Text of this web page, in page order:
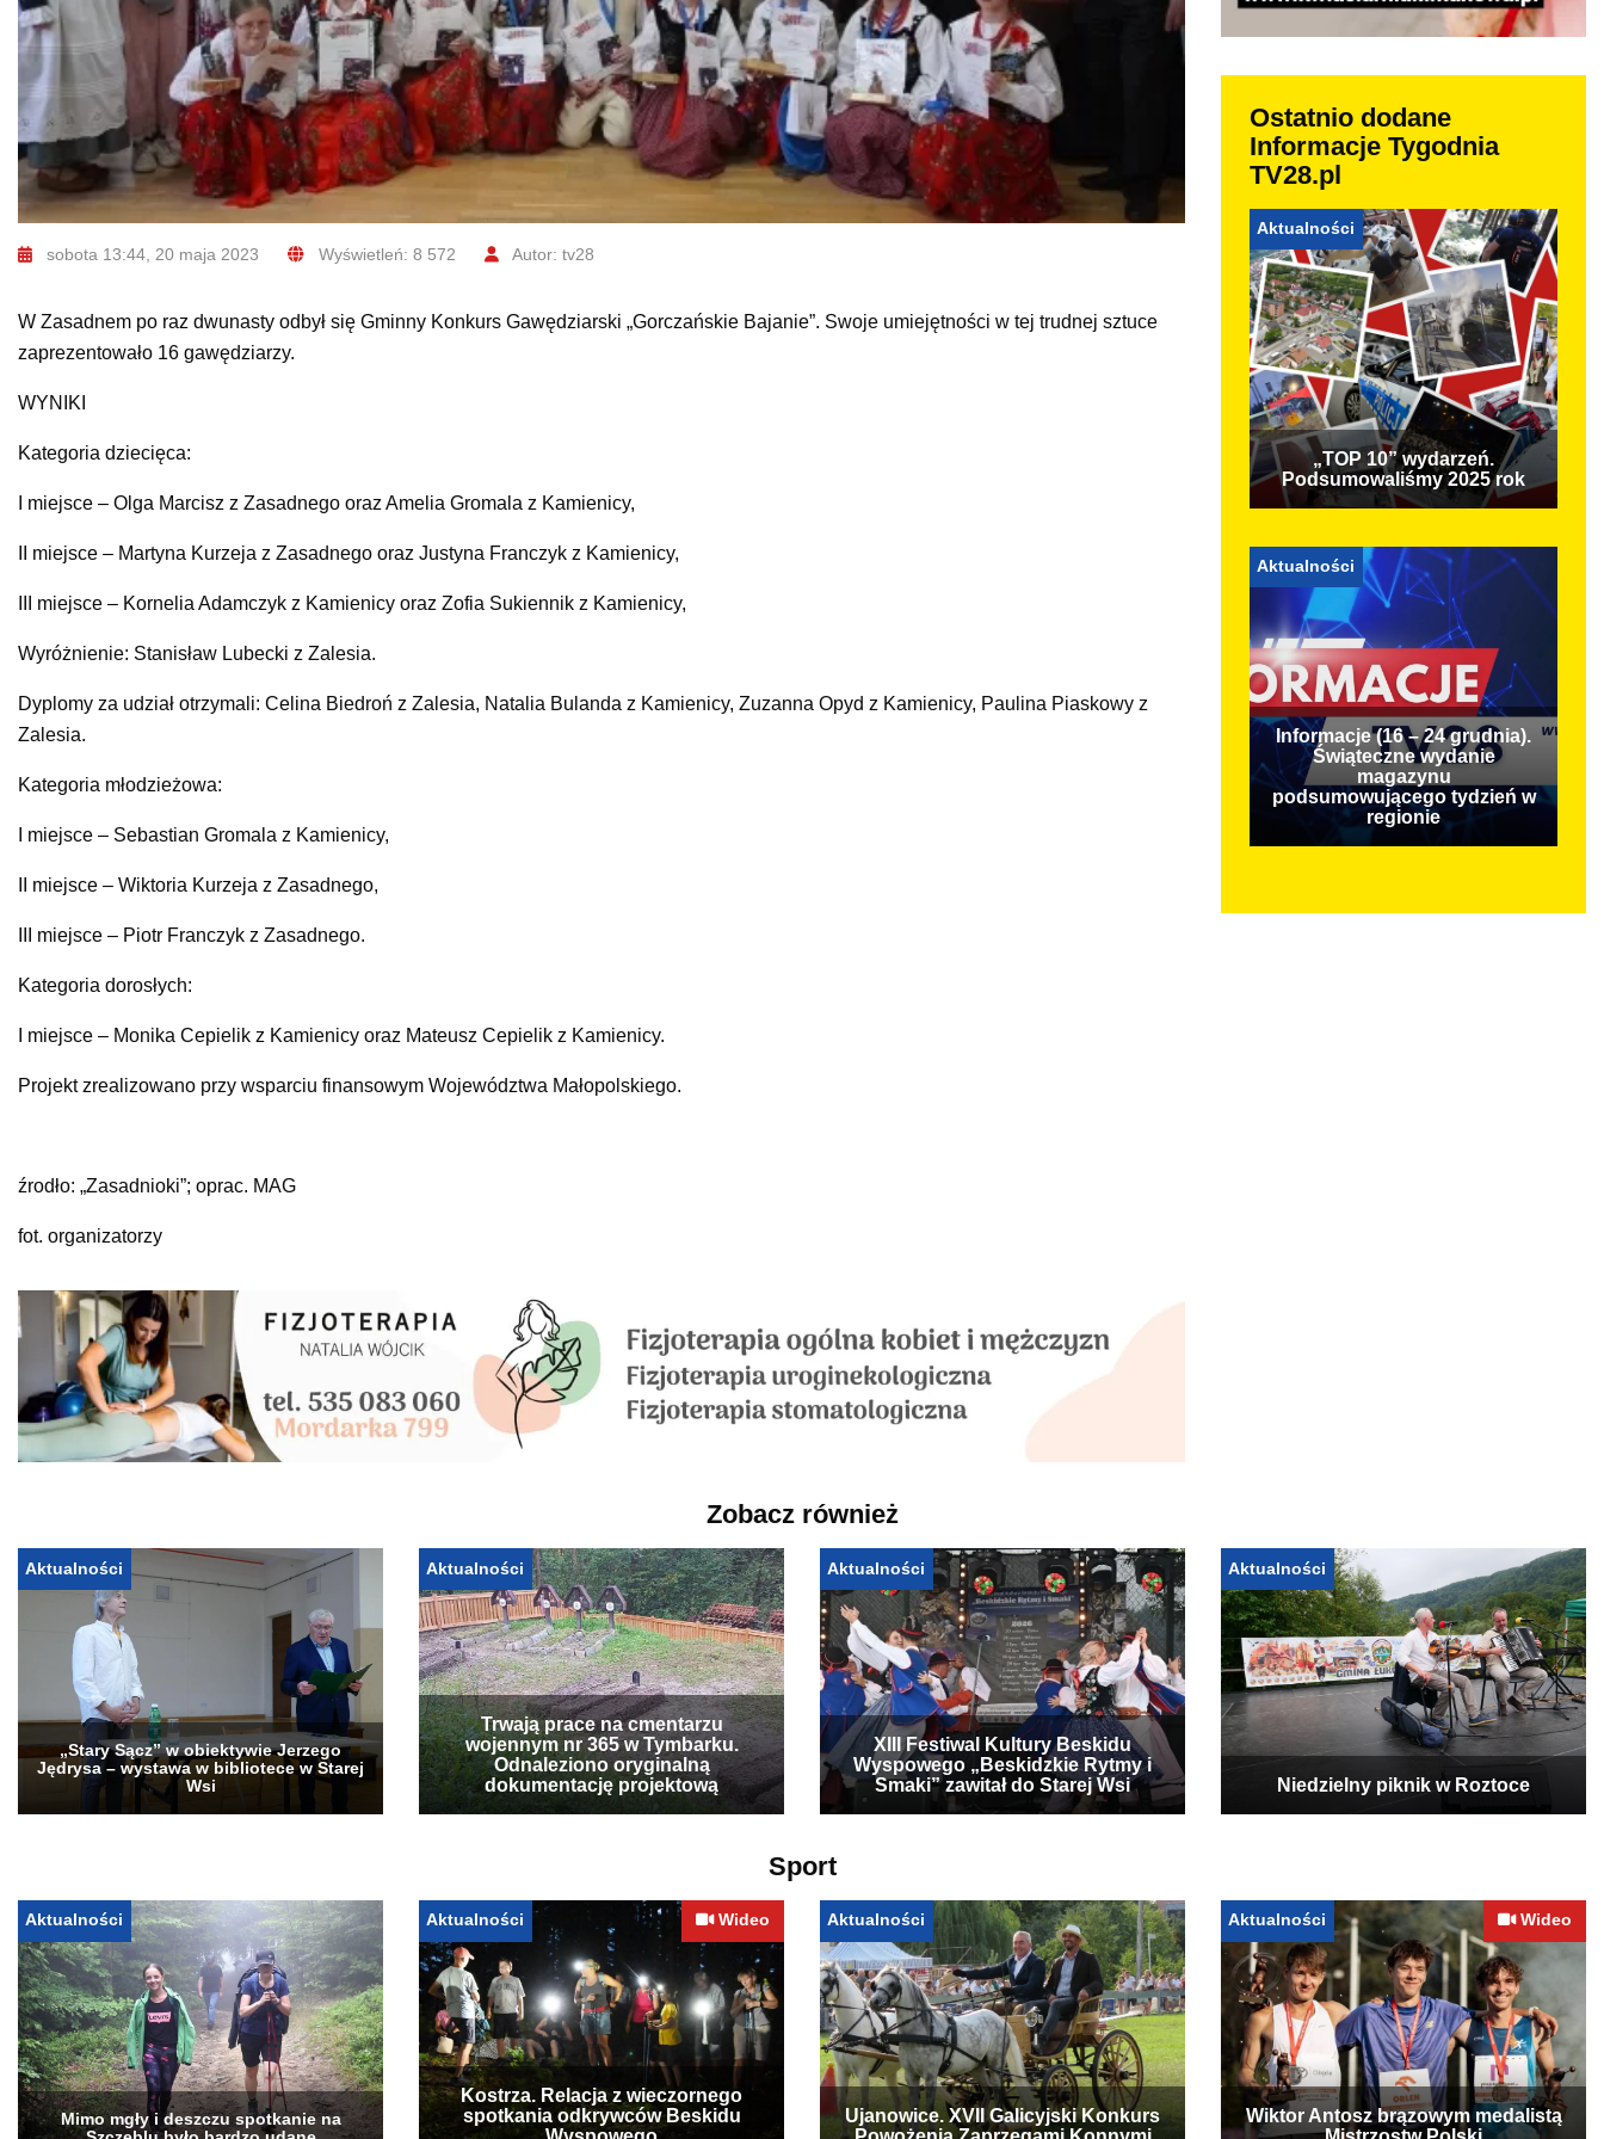
sobota 13:44, 20 maja 2023 Wyświetleń: 8 572 Autor: tv28
W Zasadnem po raz dwunasty odbył się Gminny Konkurs Gawędziarski „Gorczańskie Bajanie”. Swoje umiejętności w tej trudnej sztuce
zaprezentowało 16 gawędziarzy.
WYNIKI
Kategoria dziecięca:
I miejsce – Olga Marcisz z Zasadnego oraz Amelia Gromala z Kamienicy,
II miejsce – Martyna Kurzeja z Zasadnego oraz Justyna Franczyk z Kamienicy,
III miejsce – Kornelia Adamczyk z Kamienicy oraz Zofia Sukiennik z Kamienicy,
Wyróżnienie: Stanisław Lubecki z Zalesia.
Dyplomy za udział otrzymali: Celina Biedroń z Zalesia, Natalia Bulanda z Kamienicy, Zuzanna Opyd z Kamienicy, Paulina Piaskowy z
Zalesia.
Kategoria młodzieżowa:
I miejsce – Sebastian Gromala z Kamienicy,
II miejsce – Wiktoria Kurzeja z Zasadnego,
III miejsce – Piotr Franczyk z Zasadnego.
Kategoria dorosłych:
I miejsce – Monika Cepielik z Kamienicy oraz Mateusz Cepielik z Kamienicy.
Projekt zrealizowano przy wsparciu finansowym Województwa Małopolskiego.
źrodło: „Zasadnioki”; oprac. MAG
fot. organizatorzy
Ostatnio dodane
Informacje Tygodnia
TV28.pl
Aktualności
„TOP 10” wydarzeń.
Podsumowaliśmy 2025 rok
Aktualności
Informacje (16 – 24 grudnia).
Świąteczne wydanie
magazynu
podsumowującego tydzień w
regionie
Zobacz również
Aktualności
„Stary Sącz” w obiektywie Jerzego
Jędrysa – wystawa w bibliotece w Starej
Wsi
Aktualności
Trwają prace na cmentarzu
wojennym nr 365 w Tymbarku.
Odnaleziono oryginalną
dokumentację projektową
Aktualności
XIII Festiwal Kultury Beskidu
Wyspowego „Beskidzkie Rytmy i
Smaki” zawitał do Starej Wsi
Aktualności
Niedzielny piknik w Roztoce
Sport
Aktualności
Mimo mgły i deszczu spotkanie na
Aktualności Wideo
Kostrza. Relacja z wieczornego
spotkania odkrywców Beskidu
Aktualności
Ujanowice. XVII Galicyjski Konkurs
Aktualności Wideo
Wiktor Antosz brązowym medalistą